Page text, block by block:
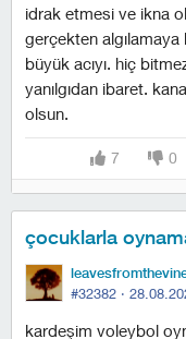
i̇drak etmesi ve ikna
gerçekten algılamaya
büyük acıyı. hiç
yanılgıdan ibaret.
olsun.
7 0
çocuklarla
#32382 ·
kardeşim voleybol